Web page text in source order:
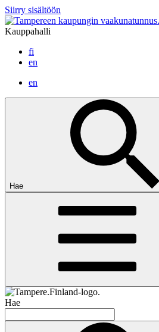
Siirry sisältöön
Kauppahalli
fi
en
en
Hae
Hae